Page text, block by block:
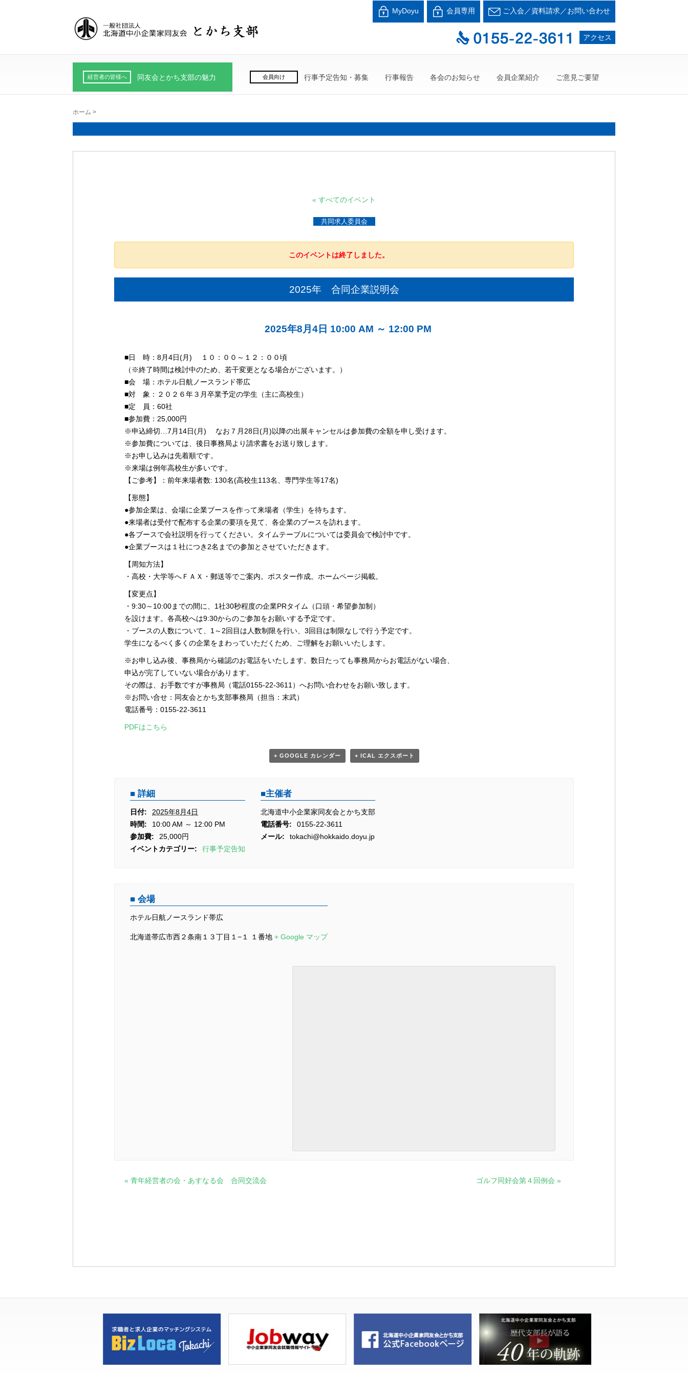
北海道中小企業家同友会とかち支部
良い会社、良い経営者、よい経営環境づくりを目指して・・・人が輝く21世紀を創ろう！
MyDoyu 会員専用 ご入会／資料請求／お問い合わせ
アクセス
経営者の皆様へ 同友会とかち支部の魅力 会員向け 行事予定告知・募集 行事報告 各会のお知らせ 会員企業紹介 ご意見ご要望
ホーム >
« すべてのイベント
共同求人委員会
このイベントは終了しました。
2025年 合同企業説明会
2025年8月4日 10:00 AM ～ 12:00 PM
イ
ベ
ン
ト
ナ
ビ
ゲ
ー
シ
ョ
ン
■日 時：8月4日(月) １０：００～１２：００頃
（※終了時間は検討中のため、若干変更となる場合がございます。）
■会 場：ホテル日航ノースランド帯広
■対 象：２０２６年３月卒業予定の学生（主に高校生）
■定 員：60社
■参加費：25,000円
※申込締切…7月14日(月) なお７月28日(月)以降の出展キャンセルは参加費の全額を申し受けます。
※参加費については、後日事務局より請求書をお送り致します。
※お申し込みは先着順です。
※来場は例年高校生が多いです。
【ご参考】：前年来場者数: 130名(高校生113名、専門学生等17名)
【形態】
●参加企業は、会場に企業ブースを作って来場者（学生）を待ちます。
●来場者は受付で配布する企業の要項を見て、各企業のブースを訪れます。
●各ブースで会社説明を行ってください。タイムテーブルについては委員会で検討中です。
●企業ブースは１社につき2名までの参加とさせていただきます。
【周知方法】
・高校・大学等へＦＡＸ・郵送等でご案内。ポスター作成。ホームページ掲載。
【変更点】
・9:30～10:00までの間に、1社30秒程度の企業PRタイム（口頭・希望参加制）
を設けます。各高校へは9:30からのご参加をお願いする予定です。
・ブースの人数について、1～2回目は人数制限を行い、3回目は制限なしで行う予定です。
学生になるべく多くの企業をまわっていただくため、ご理解をお願いいたします。
※お申し込み後、事務局から確認のお電話をいたします。数日たっても事務局からお電話がない場合、
申込が完了していない場合があります。
その際は、お手数ですが事務局（電話0155-22-3611）へお問い合わせをお願い致します。
※お問い合せ：同友会とかち支部事務局（担当：末武）
電話番号：0155-22-3611
PDFはこちら
+ GOOGLE カレンダー + ICAL エクスポート
詳細
日付:
2025年8月4日
時間:
10:00 AM ～ 12:00 PM
参加費:
25,000円
イベントカテゴリー:
行事予定告知
主催者
北海道中小企業家同友会とかち支部
電話番号:
0155-22-3611
メール:
tokachi@hokkaido.doyu.jp
会場
ホテル日航ノースランド帯広
北海道帯広市西２条南１３丁目１−１ １番地 + Google マップ
イ
ョ
ン
« 青年経営者の会・あすなる会 合同交流会 ゴルフ同好会第４回例会 »